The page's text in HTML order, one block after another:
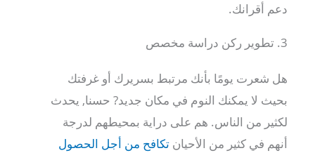
دعم أقرانك.
3. تطوير ركن دراسة مخصص
هل شعرت يومًا بأنك مرتبط بسريرك أو غرفتك
بحيث لا يمكنك النوم في مكان جديد? حسنا, يحدث
لكثير من الناس. هم على دراية بمحيطهم لدرجة
أنهم في كثير من الأحيانتكافح من أجل الحصول